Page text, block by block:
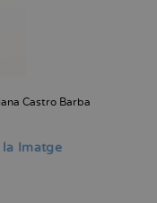
Castro Barba
Imatge